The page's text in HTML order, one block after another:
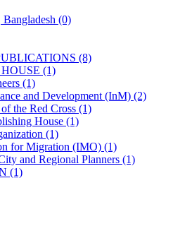
(0)
(8)
(1)
(1)
and Development (InM) (2)
the Red Cross (1)
House (1)
(1)
for Migration (IMO) (1)
and Regional Planners (1)
(1)